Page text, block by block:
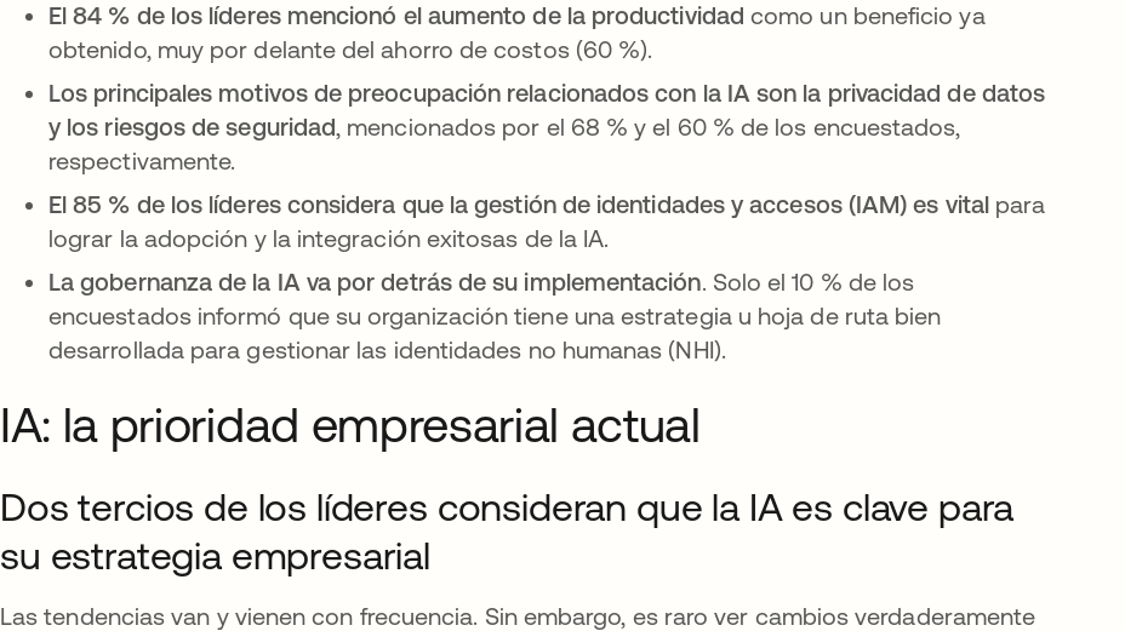
El 84 % de los líderes mencionó el aumento de la productividadcomo un beneficio ya
obtenido, muy por delante del ahorro de costos (60 %).
Los principales motivos de preocupación relacionados con la IA son la privacidad de datos
y los riesgos de seguridad, mencionados por el 68 % y el 60 % de los encuestados,
respectivamente.
El 85 % de los líderes considera que la gestión de identidades y accesos (IAM) es vitalpara
lograr la adopción y la integración exitosas de la IA.
La gobernanza de la IA va por detrás de su implementación. Solo el 10 % de los
encuestados informó que su organización tiene una estrategia u hoja de ruta bien
desarrollada para gestionar las identidades no humanas (NHI).
IA: la prioridad empresarial actual
Dos tercios de los líderes consideran que la IA es clave para
su estrategia empresarial
Las tendencias van y vienen con frecuencia. Sin embargo, es raro ver cambios verdaderamente